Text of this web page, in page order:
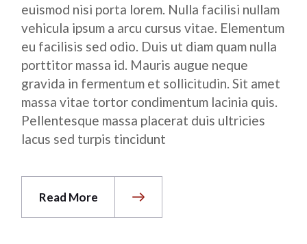
euismod nisi porta lorem. Nulla facilisi nullam
vehicula ipsum a arcu cursus vitae. Elementum
eu facilisis sed odio. Duis ut diam quam nulla
porttitor massa id. Mauris augue neque
gravida in fermentum et sollicitudin. Sit amet
massa vitae tortor condimentum lacinia quis.
Pellentesque massa placerat duis ultricies
lacus sed turpis tincidunt
Read More